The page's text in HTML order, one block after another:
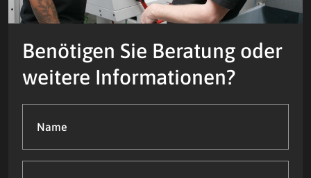
Benötigen Sie Beratung oder
weitere Informationen?
(Required)